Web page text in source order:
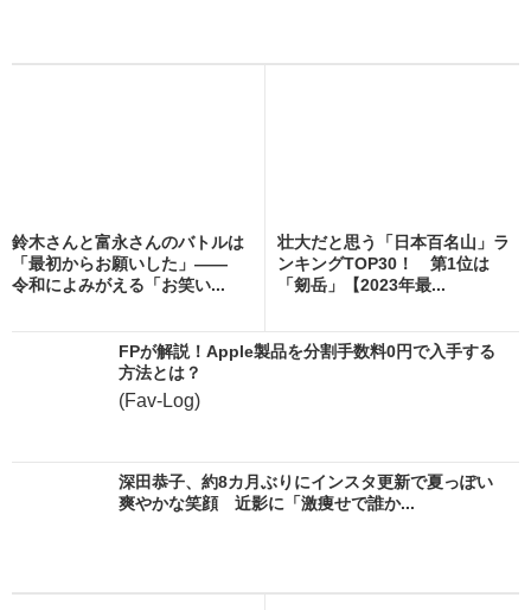
鈴木さんと富永さんのバトルは
「最初からお願いした」――
令和によみがえる「お笑い...
壮大だと思う「日本百名山」ラ
ンキングTOP30！ 第1位は
「剱岳」【2023年最...
FPが解説！Apple製品を分割手数料0円で入手する
方法とは？
(Fav-Log)
深田恭子、約8カ月ぶりにインスタ更新で夏っぽい
爽やかな笑顔 近影に「激痩せで誰か...